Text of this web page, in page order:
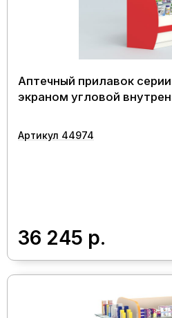
Аптечный прилавок
экраном угловой
Артикул 44974
36 245 р.